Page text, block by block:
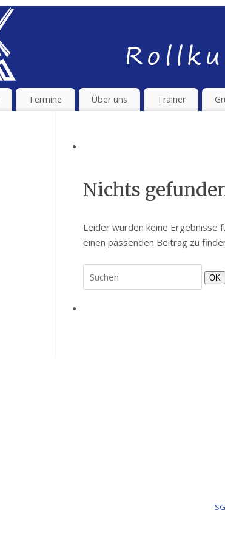
Termine Über uns Trainer
Nichts
Leider wurden keine Ergebnisse
einen passenden Beitrag zu
OK